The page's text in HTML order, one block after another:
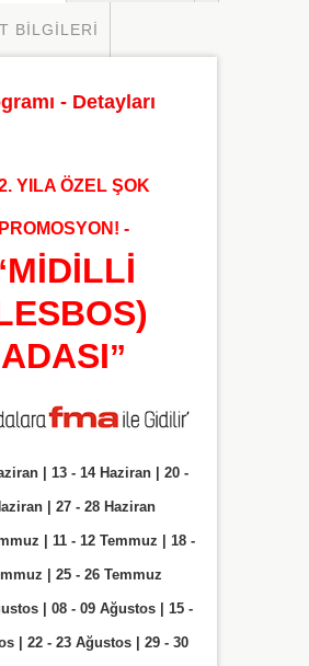
BILGILERI
- Detayları
YILA ÖZEL ŞOK
PROMOSYON! -
MİDİLLİ
ADASI”
| 13 - 14 Haziran | 20 -
| 27 - 28 Haziran
| 11 - 12 Temmuz | 18 -
| 25 - 26 Temmuz
| 08 - 09 Ağustos | 15 -
| 22 - 23 Ağustos | 29 - 30